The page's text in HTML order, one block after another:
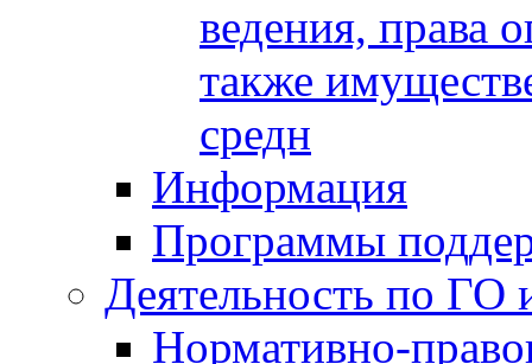
ведения, права
также
средн
Информация
Программы
Деятельность по ГО
Нормативно-